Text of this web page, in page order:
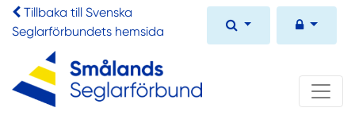
Tillbaka till Svenska
Seglarförbundets hemsida